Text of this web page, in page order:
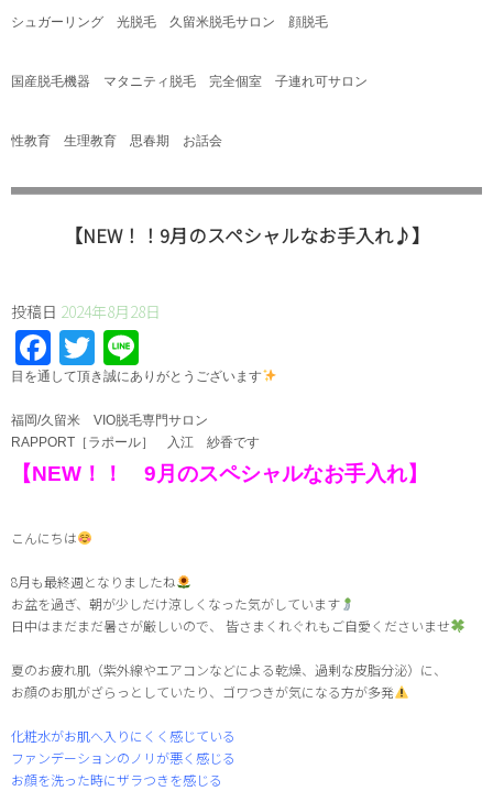
シュガーリング 光脱毛 久留米脱毛サロン 顔脱毛
国産脱毛機器 マタニティ脱毛 完全個室 子連れ可サロン
性教育 生理教育 思春期 お話会
【NEW！！9月のスペシャルなお手入れ♪】
投稿日 2024年8月28日
Facebook
Twitter
⁡目を通して頂き誠にありがとうございます
福岡/久留米 VIO脱毛専門サロン
RAPPORT［ラポール］ 入江 紗香です
【NEW！！ 9月のスペシャルなお手入れ】
こんにちは
8月も最終週となりましたね
お盆を過ぎ、朝が少しだけ涼しくなった気がしています
日中はまだまだ暑さが厳しいので、 皆さまくれぐれもご自愛くださいませ
夏のお疲れ肌（紫外線やエアコンなどによる乾燥、過剰な皮脂分泌）に、
お顔のお肌がざらっとしていたり、ゴワつきが気になる方が多発
化粧水がお肌へ入りにくく感じている
ファンデーションのノリが悪く感じる
お顔を洗った時にザラつきを感じる